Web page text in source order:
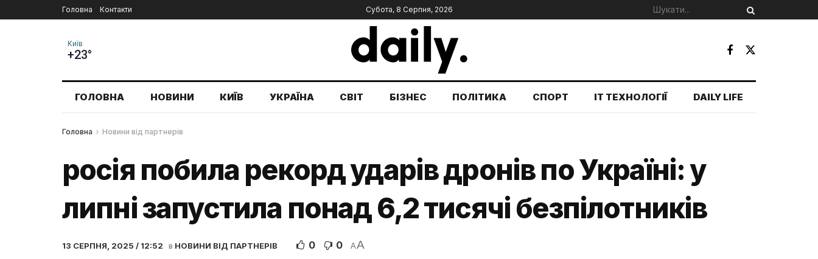
Головна Контакти Субота, 8 Серпня, 2026
Київ
+23°
ГОЛОВНА НОВИНИ КИЇВ УКРАЇНА СВІТ БІЗНЕС ПОЛІТИКА СПОРТ IT ТЕХНОЛОГІЇ DAILY LIFE
Головна Новини від партнерів
росія побила рекорд ударів дронів по Україні: у
липні запустила понад 6,2 тисячі безпілотників
13 СЕРПНЯ, 2025 / 12:52 в НОВИНИ ВІД ПАРТНЕРІВ 0 0 AA